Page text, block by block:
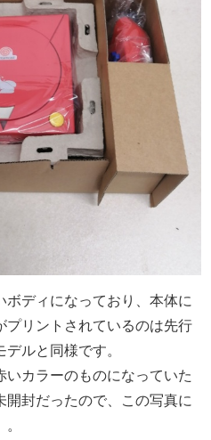
ディになっており、本体に
プリントされているのは先行
ルと同様です。
いカラーのものになっていた
開封だったので、この写真に